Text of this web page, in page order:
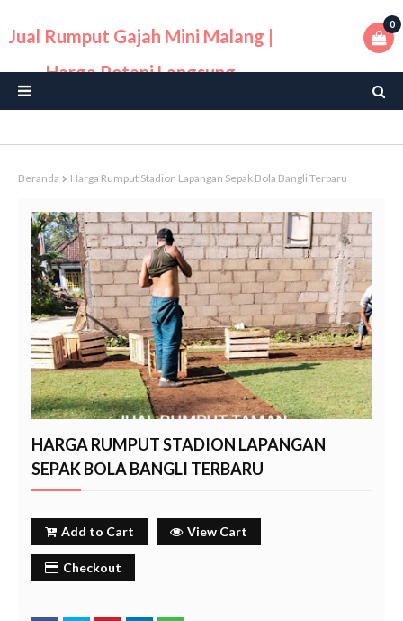
Jual Rumput Gajah Mini Malang |
Harga Petani Langsung
0
Beranda Harga Rumput Stadion Lapangan Sepak Bola Bangli Terbaru
HARGA RUMPUT STADION LAPANGAN
SEPAK BOLA BANGLI TERBARU
Add to Cart View Cart
Checkout